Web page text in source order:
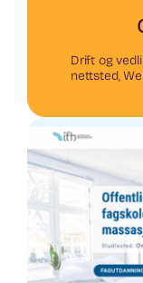
Drift og
nettsted,